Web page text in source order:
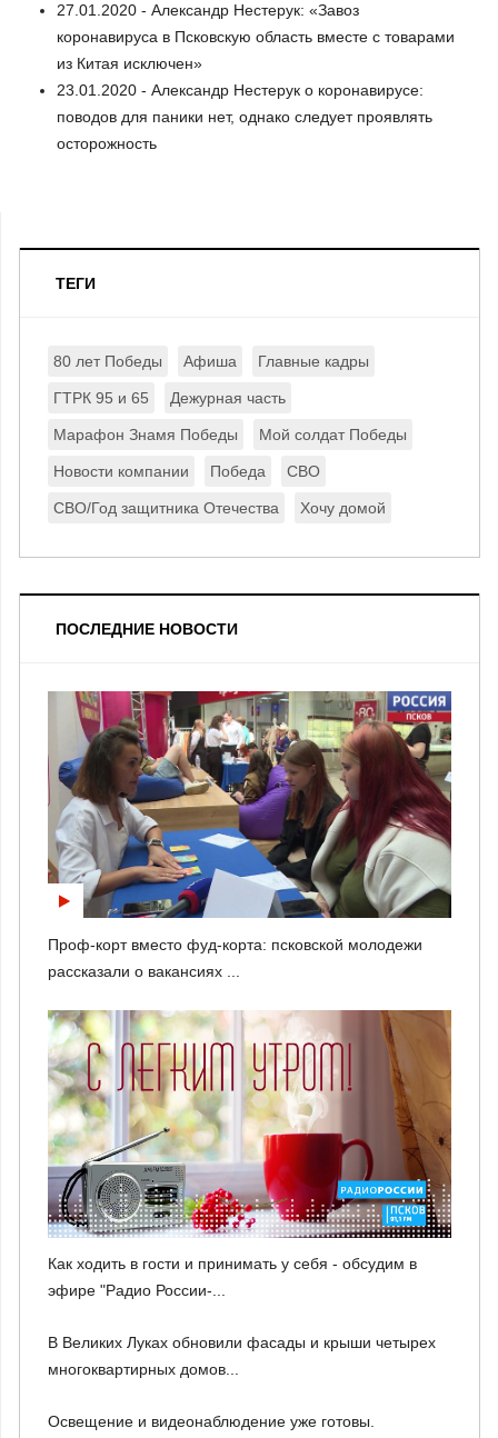
27.01.2020 - Александр Нестерук: «Завоз
коронавируса в Псковскую область вместе с товарами
из Китая исключен»
23.01.2020 - Александр Нестерук о коронавирусе:
поводов для паники нет, однако следует проявлять
осторожность
ТЕГИ
80 лет Победы Афиша Главные кадры
ГТРК 95 и 65 Дежурная часть
Марафон Знамя Победы Мой солдат Победы
Новости компании Победа СВО
СВО/Год защитника Отечества Хочу домой
ПОСЛЕДНИЕ НОВОСТИ
Проф-корт вместо фуд-корта: псковской молодежи
рассказали о вакансиях ...
Как ходить в гости и принимать у себя - обсудим в
эфире "Радио России-...
В Великих Луках обновили фасады и крыши четырех
многоквартирных домов...
Освещение и видеонаблюдение уже готовы.